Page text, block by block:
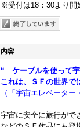
※受付は18：30より開
内容
“ ケーブルを使って宇
これは、ＳＦの世界
（「宇宙エレベータ
宇宙に安全に旅行がで